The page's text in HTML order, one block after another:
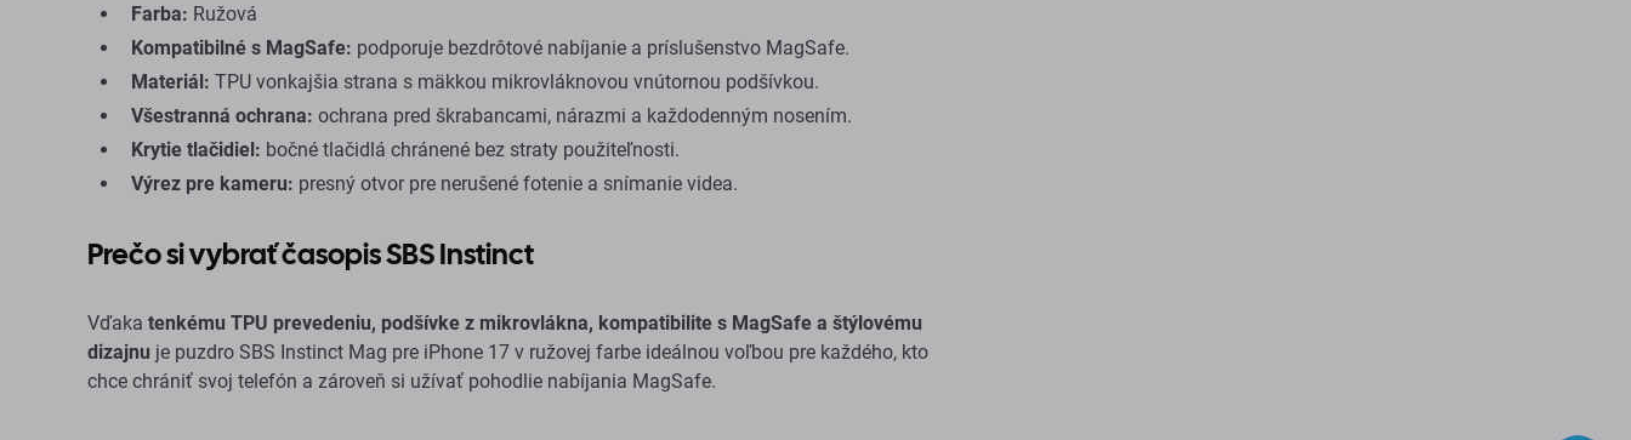
Farba: Ružová
Kompatibilné s MagSafe: podporuje bezdrôtové nabíjanie a príslušenstvo MagSafe.
Materiál: TPU vonkajšia strana s mäkkou mikrovláknovou vnútornou podšívkou.
Všestranná ochrana: ochrana pred škrabancami, nárazmi a každodenným nosením.
Krytie tlačidiel: bočné tlačidlá chránené bez straty použiteľnosti.
Výrez pre kameru: presný otvor pre nerušené fotenie a snímanie videa.
Prečo si vybrať časopis SBS Instinct
Vďaka tenkému TPU prevedeniu, podšívke z mikrovlákna, kompatibilite s MagSafe a štýlovému
dizajnu je puzdro SBS Instinct Mag pre iPhone 17 v ružovej farbe ideálnou voľbou pre každého, kto
chce chrániť svoj telefón a zároveň si užívať pohodlie nabíjania MagSafe.